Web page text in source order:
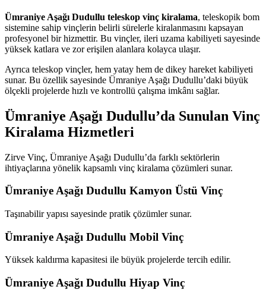
Ümraniye Aşağı Dudullu teleskop vinç kiralama, teleskopik bom
sistemine sahip vinçlerin belirli sürelerle kiralanmasını kapsayan
profesyonel bir hizmettir. Bu vinçler, ileri uzama kabiliyeti sayesinde
yüksek katlara ve zor erişilen alanlara kolayca ulaşır.
Ayrıca teleskop vinçler, hem yatay hem de dikey hareket kabiliyeti
sunar. Bu özellik sayesinde Ümraniye Aşağı Dudullu’daki büyük
ölçekli projelerde hızlı ve kontrollü çalışma imkânı sağlar.
Ümraniye Aşağı Dudullu’da Sunulan Vinç
Kiralama Hizmetleri
Zirve Vinç, Ümraniye Aşağı Dudullu’da farklı sektörlerin
ihtiyaçlarına yönelik kapsamlı vinç kiralama çözümleri sunar.
Ümraniye Aşağı Dudullu Kamyon Üstü Vinç
Taşınabilir yapısı sayesinde pratik çözümler sunar.
Ümraniye Aşağı Dudullu Mobil Vinç
Yüksek kaldırma kapasitesi ile büyük projelerde tercih edilir.
Ümraniye Aşağı Dudullu Hiyap Vinç